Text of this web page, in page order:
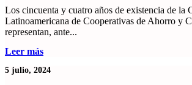
Los cincuenta y cuatro años de existencia de la
Latinoamericana de Cooperativas de Ahorro y
representan, ante...
Leer más
5 julio, 2024